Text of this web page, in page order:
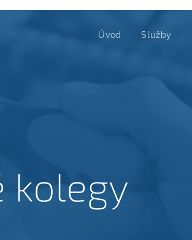
Úvod Služby
kolegy